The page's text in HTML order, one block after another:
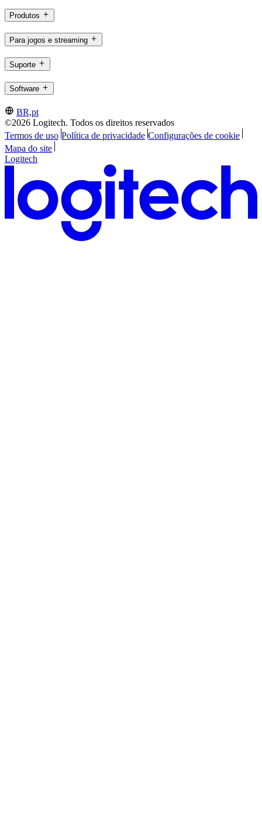
Produtos
Para jogos e streaming
Suporte
Software
BR,pt
©2026 Logitech. Todos os direitos reservados
Termos de uso Política de privacidade Configurações de cookie
Mapa do site
Logitech